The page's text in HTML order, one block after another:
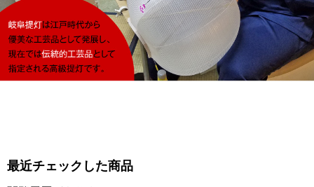
最近チェックした商品